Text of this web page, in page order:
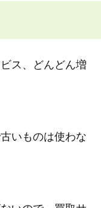
ス、どんどん増
いものは使わな